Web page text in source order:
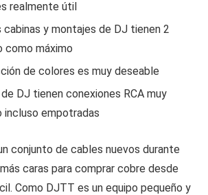
realmente útil
cabinas y montajes de DJ tienen 2
como máximo
de colores es muy deseable
DJ tienen conexiones RCA muy
incluso empotradas
conjunto de cables nuevos durante
caras para comprar cobre desde
Como DJTT es un equipo pequeño y